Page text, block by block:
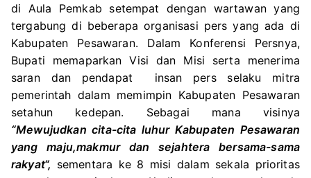
di Aula Pemkab setempat dengan wartawan yang
tergabung di beberapa organisasi pers yang ada di
Kabupaten Pesawaran. Dalam Konferensi Persnya,
Bupati memaparkan Visi dan Misi serta menerima
saran dan pendapat insan pers selaku mitra
pemerintah dalam memimpin Kabupaten Pesawaran
setahun kedepan. Sebagai mana visinya
“Mewujudkan cita-cita luhur Kabupaten Pesawaran
yang maju,makmur dan sejahtera bersama-sama
rakyat“, sementara ke 8 misi dalam sekala prioritas